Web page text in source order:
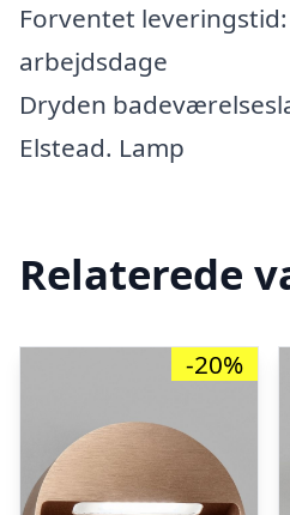
Forventet leveringstid:
arbejdsdage
Dryden
Elstead. Lamp
Relaterede
-20%